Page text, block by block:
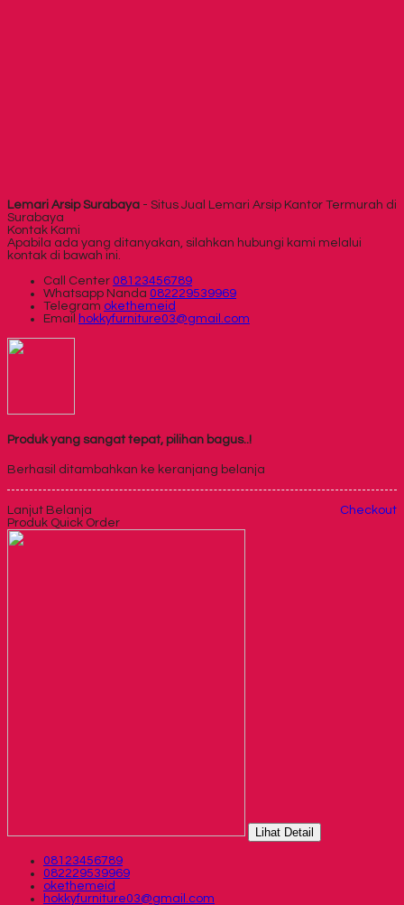
Lemari Arsip Surabaya - Situs Jual Lemari Arsip Kantor Termurah di
Surabaya
Kontak Kami
Apabila ada yang ditanyakan, silahkan hubungi kami melalui
kontak di bawah ini.
Call Center 08123456789
Whatsapp Nanda 082229539969
Telegram okethemeid
Email
hokkyfurniture03@gmail.com
Produk yang sangat tepat, pilihan bagus..!
Berhasil ditambahkan ke keranjang belanja
Lanjut Belanja
Checkout
Produk Quick Order
Lihat Detail
08123456789
082229539969
okethemeid
hokkyfurniture03@gmail.com